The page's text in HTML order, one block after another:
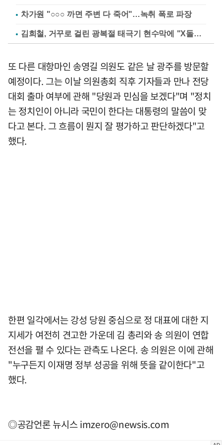
차가원 "○○○ 까면 주변 다 죽어"…녹취 폭로 파장
김희철, 거꾸로 걸린 광복절 태극기 현수막에 "X돌았네"
또 다른 대항마인 송영길 의원도 같은 날 광주를 방문할
예정이다. 그는 이날 의원총회 직후 기자들과 만나 전당
대회 출마 여부에 관해 "당원과 민심을 보겠다"며 "정치
는 정치인이 아니라 국민이 한다는 대통령의 말씀이 맞
다고 본다. 그 흐름이 뭔지 잘 평가하고 판단하겠다"고
했다.
한편 일각에서는 강성 당원 중심으로 정 대표에 대한 지
지세가 여전히 견고한 가운데 김 총리와 송 의원이 연합
전선을 펼 수 있다는 관측도 나온다. 송 의원은 이에 관해
"누구든지 이재명 정부 성공을 위해 뜻을 같이한다"고
했다.
◎공감언론 뉴시스imzero@newsis.com